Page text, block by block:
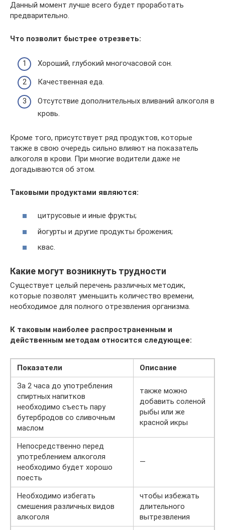
Данный момент лучше всего будет проработать
предварительно.
Что позволит быстрее отрезветь:
Хороший, глубокий многочасовой сон.
Качественная еда.
Отсутствие дополнительных вливаний алкоголя в
кровь.
Кроме того, присутствует ряд продуктов, которые
также в свою очередь сильно влияют на показатель
алкоголя в крови. При многие водители даже не
догадываются об этом.
Таковыми продуктами являются:
цитрусовые и иные фрукты;
йогурты и другие продукты брожения;
квас.
Какие могут возникнуть трудности
Существует целый перечень различных методик,
которые позволят уменьшить количество времени,
необходимое для полного отрезвления организма.
К таковым наиболее распространенным и
действенным методам относится следующее:
Показатели
Описание
За 2 часа до употребления
спиртных напитков
необходимо съесть пару
бутербродов со сливочным
маслом
также можно
добавить соленой
рыбы или же
красной икры
Непосредственно перед
употреблением алкоголя
необходимо будет хорошо
поесть
—
Необходимо избегать
смешения различных видов
алкоголя
чтобы избежать
длительного
вытрезвления